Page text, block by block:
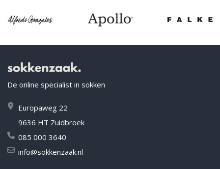
De online specialist in sokken
Europaweg 22
9636 HT Zuidbroek
085 000 3640
info@sokkenzaak.nl